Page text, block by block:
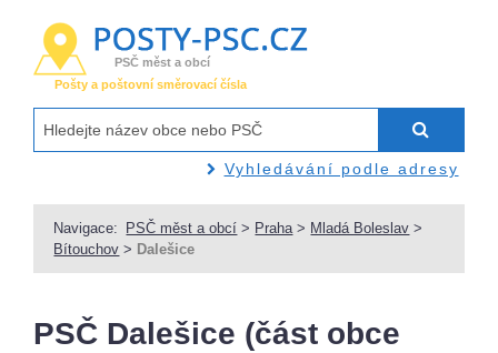
PSČ měst a obcí
Pošty a poštovní směrovací čísla
Vyhledávání podle adresy
Navigace: PSČ měst a obcí > Praha > Mladá Boleslav >
Bítouchov > Dalešice
PSČ Dalešice (část obce